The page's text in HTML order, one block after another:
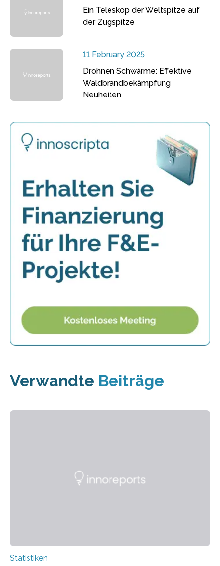
Ein Teleskop der Weltspitze auf
der Zugspitze
11 February 2025
Drohnen Schwärme: Effektive
Waldbrandbekämpfung
Neuheiten
Verwandte Beiträge
Statistiken